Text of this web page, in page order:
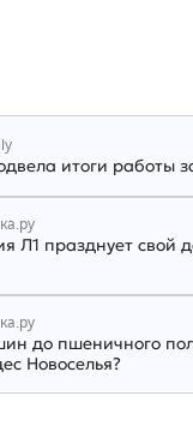
итоги работы
Л1 празднует свой
до пшеничного
Новоселья?